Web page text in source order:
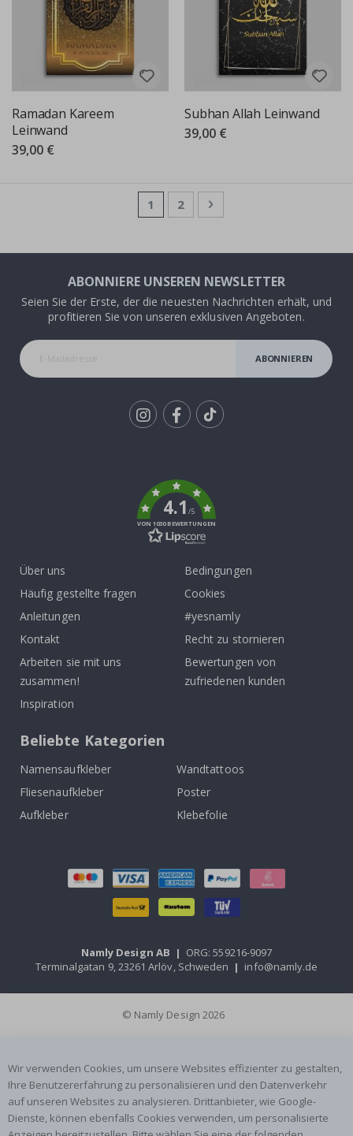
Ramadan Kareem
Leinwand
39,00 €
Subhan Allah Leinwand
39,00 €
Seite
Sie lesen gerade die Seite
1 Seite
2 Seite
Weiter
ABONNIERE UNSEREN NEWSLETTER
Seien Sie der Erste, der die neuesten Nachrichten erhält, und
profitieren Sie von unseren exklusiven Angeboten.
ABONNIEREN
4.1/5
VON 1030 BEWERTUNGEN
Über uns
Häufig gestellte fragen
Anleitungen
Kontakt
Arbeiten sie mit uns
zusammen!
Inspiration
Bedingungen
Cookies
#yesnamly
Recht zu stornieren
Bewertungen von
zufriedenen kunden
Beliebte Kategorien
Namensaufkleber
Wandtattoos
Fliesenaufkleber
Poster
Aufkleber
Klebefolie
Namly Design AB | ORG: 559216-9097
Terminalgatan 9, 23261 Arlöv, Schweden | info@namly.de
© Namly Design 2026
Wir verwenden Cookies, um unsere Websites effizienter zu gestalten,
Ihre Benutzererfahrung zu personalisieren und den Datenverkehr
auf unseren Websites zu analysieren. Drittanbieter, wie Google-
Dienste, können ebenfalls Cookies verwenden, um personalisierte